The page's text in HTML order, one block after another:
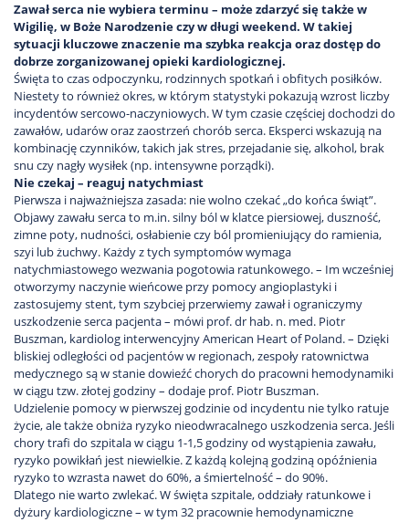
Zawał serca nie wybiera terminu – może zdarzyć się także w
Wigilię, w Boże Narodzenie czy w długi weekend. W takiej
sytuacji kluczowe znaczenie ma szybka reakcja oraz dostęp do
dobrze zorganizowanej opieki kardiologicznej.
Święta to czas odpoczynku, rodzinnych spotkań i obfitych posiłków.
Niestety to również okres, w którym statystyki pokazują wzrost liczby
incydentów sercowo-naczyniowych. W tym czasie częściej dochodzi do
zawałów, udarów oraz zaostrzeń chorób serca. Eksperci wskazują na
kombinację czynników, takich jak stres, przejadanie się, alkohol, brak
snu czy nagły wysiłek (np. intensywne porządki).
Nie czekaj – reaguj natychmiast
Pierwsza i najważniejsza zasada: nie wolno czekać „do końca świąt”.
Objawy zawału serca to m.in. silny ból w klatce piersiowej, duszność,
zimne poty, nudności, osłabienie czy ból promieniujący do ramienia,
szyi lub żuchwy. Każdy z tych symptomów wymaga
natychmiastowego wezwania pogotowia ratunkowego. – Im wcześniej
otworzymy naczynie wieńcowe przy pomocy angioplastyki i
zastosujemy stent, tym szybciej przerwiemy zawał i ograniczymy
uszkodzenie serca pacjenta – mówi prof. dr hab. n. med. Piotr
Buszman, kardiolog interwencyjny American Heart of Poland. – Dzięki
bliskiej odległości od pacjentów w regionach, zespoły ratownictwa
medycznego są w stanie dowieźć chorych do pracowni hemodynamiki
w ciągu tzw. złotej godziny – dodaje prof. Piotr Buszman.
Udzielenie pomocy w pierwszej godzinie od incydentu nie tylko ratuje
życie, ale także obniża ryzyko nieodwracalnego uszkodzenia serca. Jeśli
chory trafi do szpitala w ciągu 1-1,5 godziny od wystąpienia zawału,
ryzyko powikłań jest niewielkie. Z każdą kolejną godziną opóźnienia
ryzyko to wzrasta nawet do 60%, a śmiertelność – do 90%.
Dlatego nie warto zwlekać. W święta szpitale, oddziały ratunkowe i
dyżury kardiologiczne – w tym 32 pracownie hemodynamiczne